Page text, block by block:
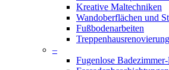
Kreative Maltechniken
Wandoberflächen und
Fußbodenarbeiten
Treppenhausrenovierung
–
Fugenlose